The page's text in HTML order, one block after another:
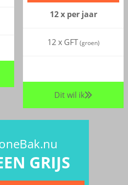
12 x per jaar
12 x GFT (groen)
Dit wil ik
GRIJS